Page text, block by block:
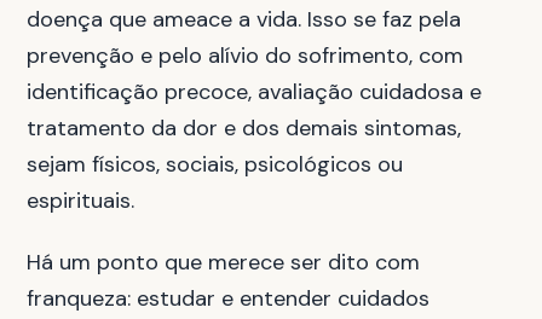
doença que ameace a vida. Isso se faz pela
prevenção e pelo alívio do sofrimento, com
identificação precoce, avaliação cuidadosa e
tratamento da dor e dos demais sintomas,
sejam físicos, sociais, psicológicos ou
espirituais.
Há um ponto que merece ser dito com
franqueza: estudar e entender cuidados